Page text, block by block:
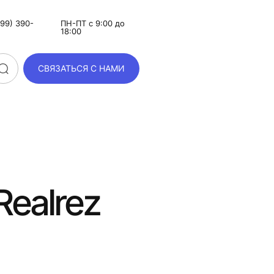
390-
ПН-ПТ с 9:00 до
18:00
СВЯЗАТЬСЯ С НАМИ